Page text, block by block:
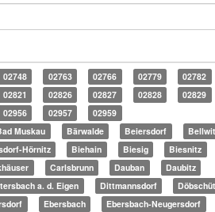
02748 02763 02766 02779
02782
02821 02826 02827 02828
02829
02956 02957
02959
Muskau Bärwalde Beiersdorf
Hörnitz Biehain Biesig
Biesnitz
Carlsbrunn Dauban
Daubitz
a. d. Eigen Dittmannsdorf
Ebersbach Ebersbach-Neugersdorf